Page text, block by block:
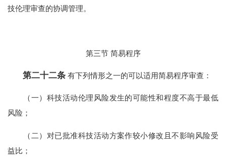
技伦理审查的协调管理。
第三节 简易程序
第二十二条 有下列情形之一的可以适用简易程序审查：
（一）科技活动伦理风险发生的可能性和程度不高于最低
风险；
（二）对已批准科技活动方案作较小修改且不影响风险受
益比；